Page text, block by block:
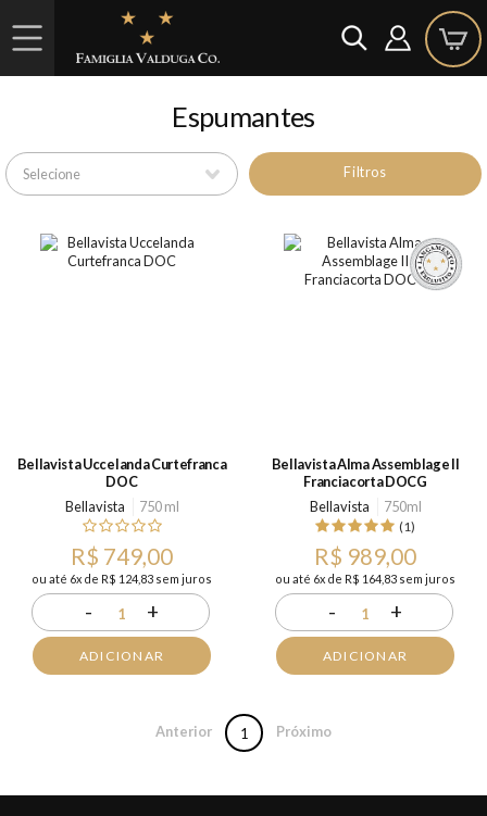
Espumantes
Filtros
Bellavista Uccelanda Curtefranca
DOC
Bellavista
750 ml
R$ 749,00
ou até 6x de R$ 124,83 sem juros
- 1 +
ADICIONAR
Bellavista Alma Assemblage II
Franciacorta DOCG
Bellavista
750ml
(1)
R$ 989,00
ou até 6x de R$ 164,83 sem juros
- 1 +
ADICIONAR
Anterior 1 Próximo